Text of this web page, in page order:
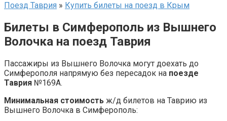
Поезд Таврия » Купить билеты на поезд в Крым
Билеты в Симферополь из Вышнего
Волочка на поезд Таврия
Пассажиры из Вышнего Волочка могут доехать до
Симферополя напрямую без пересадок на поезде
Таврия №169А.
Минимальная стоимость ж/д билетов на Таврию из
Вышнего Волочка в Симферополь: